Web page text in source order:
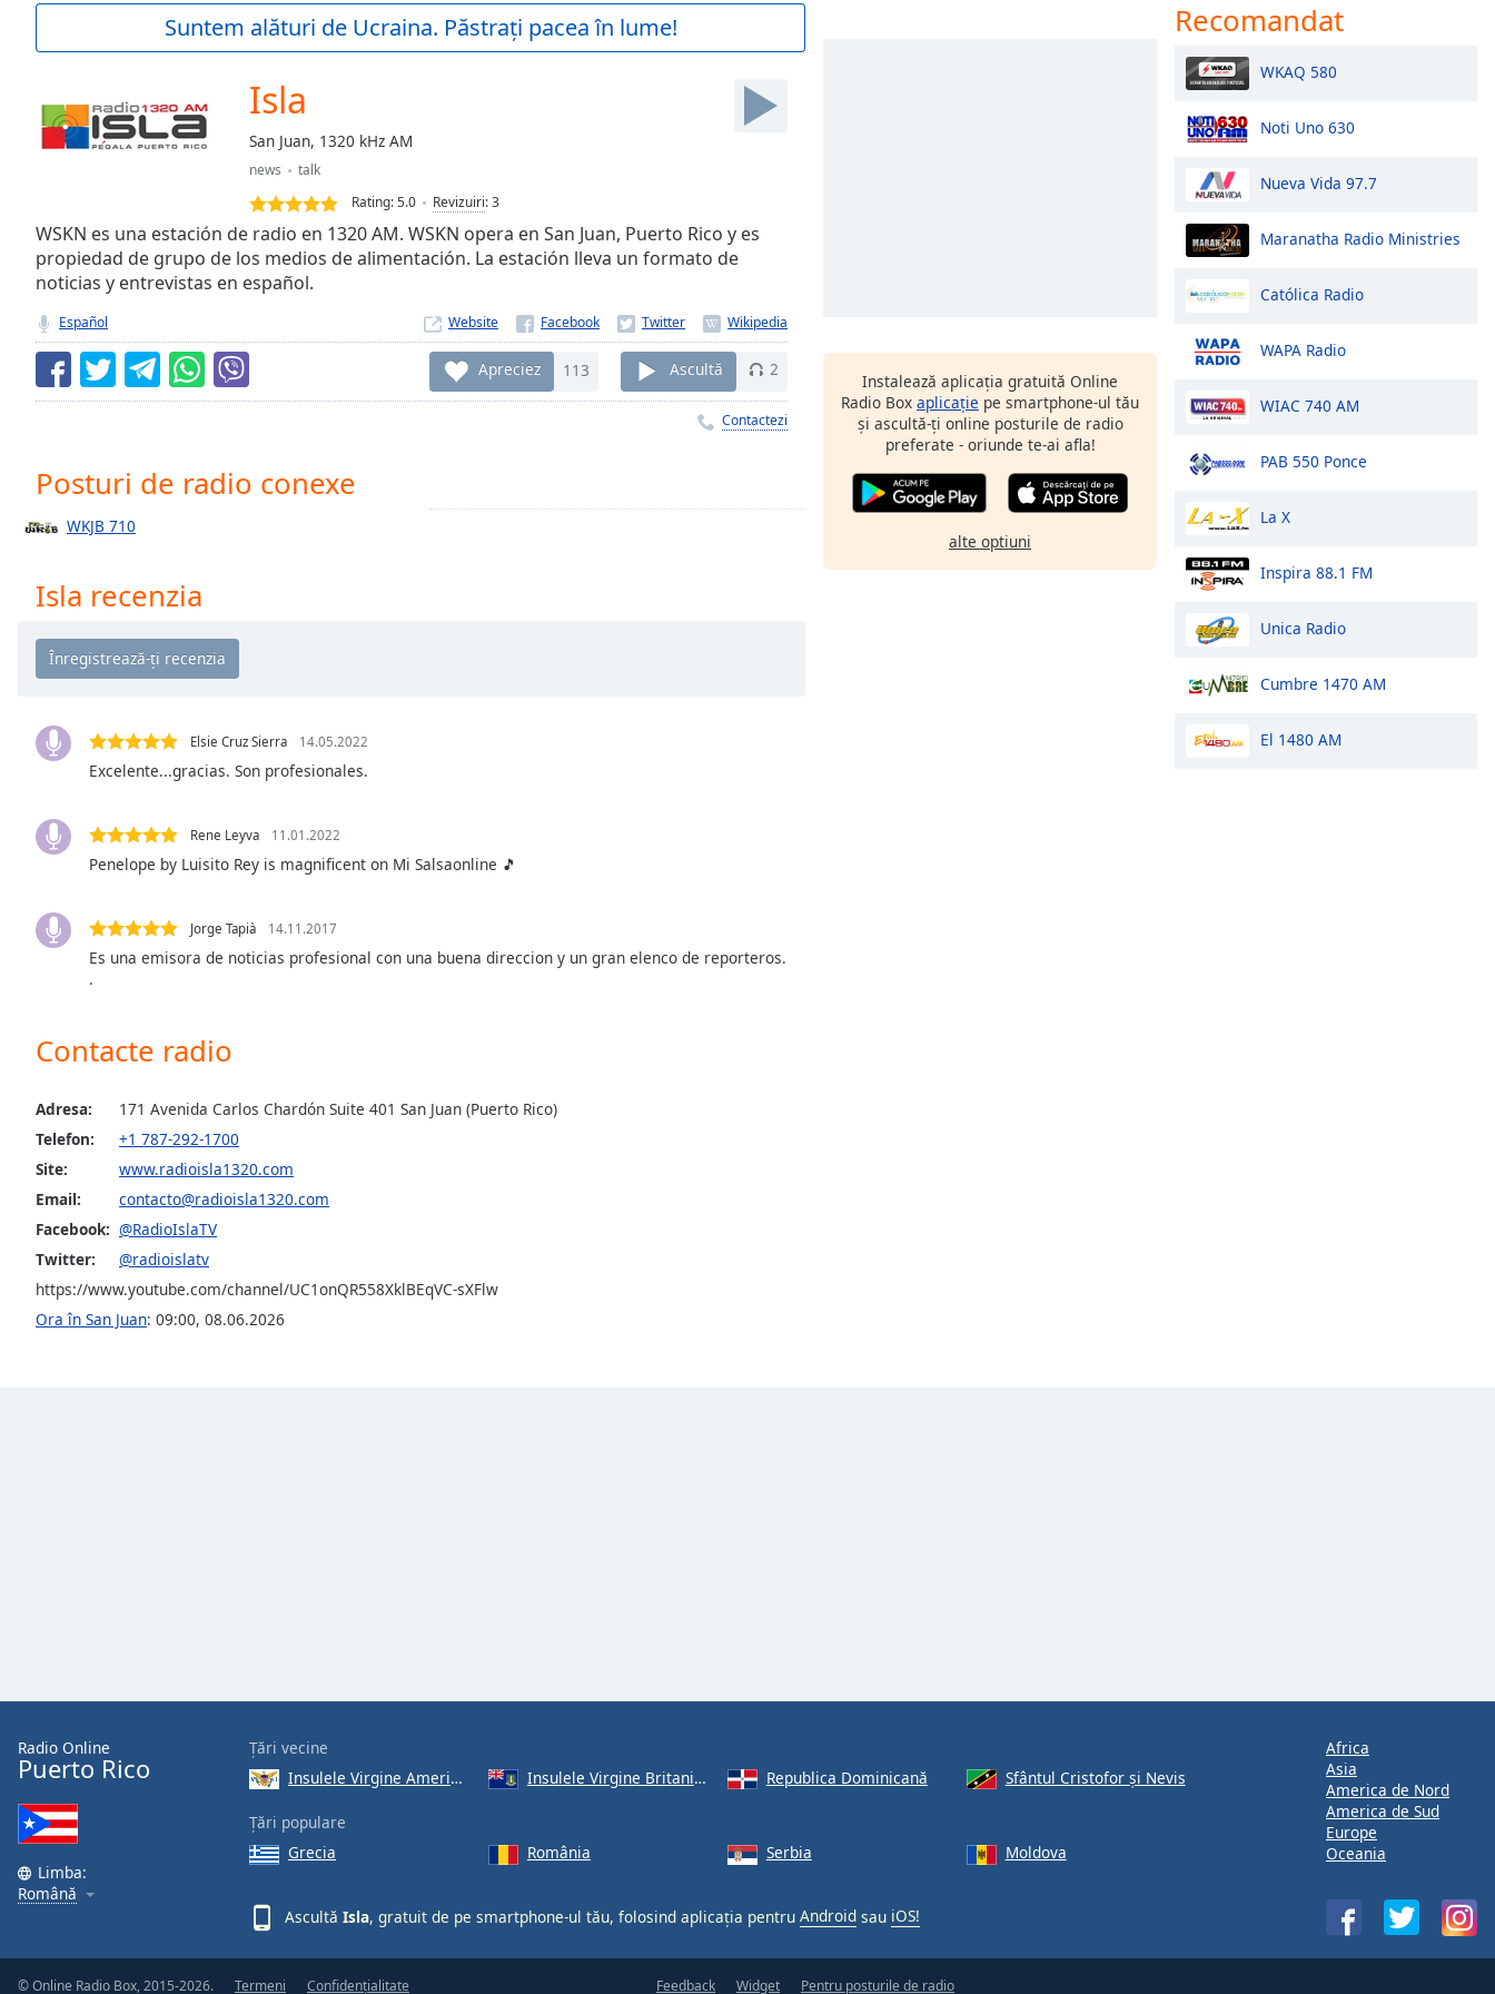
Current
Loaded:
0.00%
Seek to
currently
behind
Remaining
Time-
Descriptions
off,
selected
Subtitles
subtitles
opens
subtitles
settings
subtitles
off,
selected
Picture-
Picture
modal
window.
Beginning
Text
Background
Opacity
Background
Suntem alături de Ucraina. Păstrați pacea în lume!
Isla
San Juan, 1320 kHz AM
news
talk
Rating:5.0 Revizuiri:3
WSKN es una estación de radio en 1320 AM. WSKN opera en San Juan, Puerto Rico y es
propiedad de grupo de los medios de alimentación. La estación lleva un formato de
noticias y entrevistas en español.
Español Website
Apreciez 113 Ascultă 2
Contactezi
Posturi de radio conexe
WKJB 710
Isla recenzia
Elsie Cruz Sierra 14.05.2022
Excelente...gracias. Son profesionales.
Rene Leyva 11.01.2022
Penelope by Luisito Rey is magnificent on Mi Salsaonline 🎵
Jorge Tapià 14.11.2017
Es una emisora de noticias profesional con una buena direccion y un gran elenco de reporteros.
.
Contacte radio
Adresa:
171 Avenida Carlos Chardón Suite 401 San Juan (Puerto Rico)
Telefon:
+1 787-292-1700
Site:
www.radioisla1320.com
Email:
contacto@radioisla1320.com
Facebook: @RadioIslaTV
Twitter:
@radioislatv
https://www.youtube.com/channel/UC1onQR558XklBEqVC-sXFlw
Ora în San Juan: 09:00, 08.06.2026
Instalează aplicația gratuită Online
Radio Box aplicație pe smartphone-ul tău
și ascultă-ți online posturile de radio
preferate - oriunde te-ai afla!
alte optiuni
Recomandat
WKAQ 580
Noti Uno 630
Nueva Vida 97.7
Maranatha Radio Ministries
Católica Radio
WAPA Radio
WIAC 740 AM
PAB 550 Ponce
La X
Inspira 88.1 FM
Unica Radio
Cumbre 1470 AM
El 1480 AM
Radio Online
Puerto Rico
Limba:
Română
Țări vecine
Insulele Virgine Americane
Insulele Virgine Britanice Republica Dominicană Sfântul Cristofor și Nevis
Țări populare
Grecia
România Serbia Moldova
Ascultă Isla, gratuit de pe smartphone-ul tău, folosind aplicația pentru Android sau iOS!
Africa
Asia
America de Nord
America de Sud
Europe
Oceania
© Online Radio Box, 2015-2026. Termeni Confidențialitate Feedback Widget Pentru posturile de radio